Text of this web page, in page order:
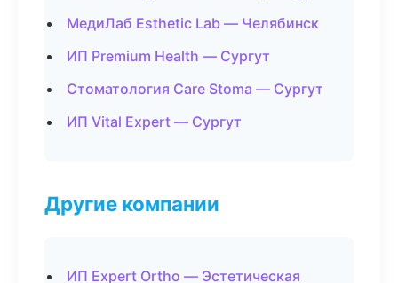
МедиЛаб Esthetic Lab — Челябинск
ИП Premium Health — Сургут
Стоматология Care Stoma — Сургут
ИП Vital Expert — Сургут
Другие компании
ИП Expert Ortho — Эстетическая